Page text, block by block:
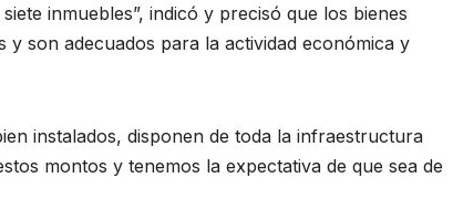
inmuebles”, indicó y precisó que los bienes
son adecuados para la actividad económica y
instalados, disponen de toda la infraestructura
montos y tenemos la expectativa de que sea de